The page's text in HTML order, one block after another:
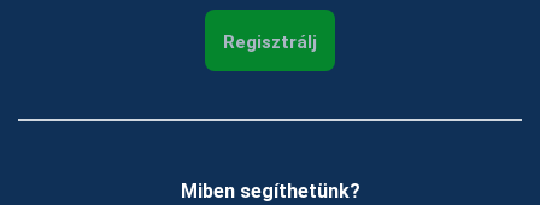
Regisztrálj
Miben segíthetünk?